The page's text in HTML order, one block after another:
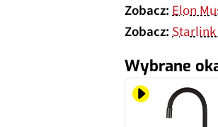
Zobacz:Elon
Zobacz:
Wybrane